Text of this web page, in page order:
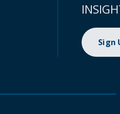
Sign